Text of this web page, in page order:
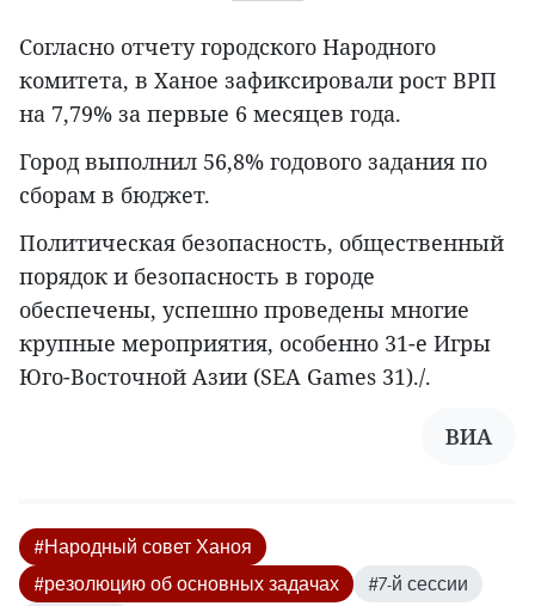
Согласно отчету городского Народного
комитета, в Ханое зафиксировали рост ВРП
на 7,79% за первые 6 месяцев года.
Город выполнил 56,8% годового задания по
сборам в бюджет.
Политическая безопасность, общественный
порядок и безопасность в городе
обеспечены, успешно проведены многие
крупные мероприятия, особенно 31-е Игры
Юго-Восточной Азии (SEA Games 31)./.
ВИА
#Народный совет Ханоя
#резолюцию об основных задачах
#7-й сессии